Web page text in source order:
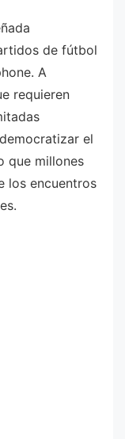
de fútbol
A
requieren
el
que millones
los encuentros